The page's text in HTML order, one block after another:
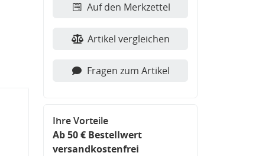
Auf den Merkzettel
Artikel vergleichen
Fragen zum Artikel
Ihre Vorteile
Ab 50 € Bestellwert
versandkostenfrei